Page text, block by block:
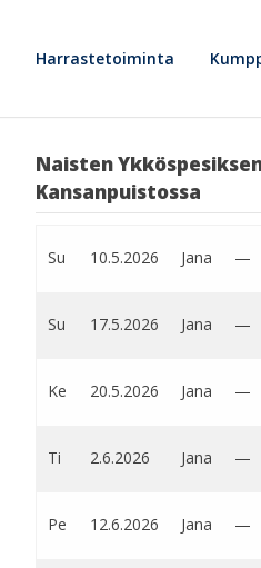
Harrastetoiminta
Naisten
Kansanpuistossa
Su 10.5.2026 Jana —
Su 17.5.2026 Jana —
Ke 20.5.2026 Jana —
Ti 2.6.2026 Jana —
Pe 12.6.2026 Jana —